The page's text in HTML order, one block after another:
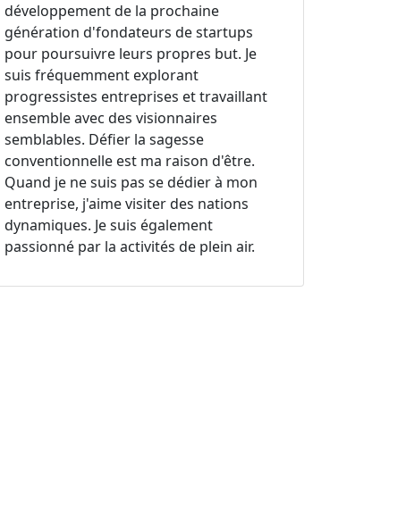
développement de la prochaine
génération d'fondateurs de startups
pour poursuivre leurs propres but. Je
suis fréquemment explorant
progressistes entreprises et travaillant
ensemble avec des visionnaires
semblables. Défier la sagesse
conventionnelle est ma raison d'être.
Quand je ne suis pas se dédier à mon
entreprise, j'aime visiter des nations
dynamiques. Je suis également
passionné par la activités de plein air.